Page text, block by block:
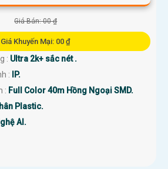
Giá Bán: 00 ₫
Giá Khuyến Mại: 00 ₫
: Ultra 2k+ sắc nét .
:
IP.
: Full Color 40m Hồng Ngoại SMD.
Plastic.
AI.